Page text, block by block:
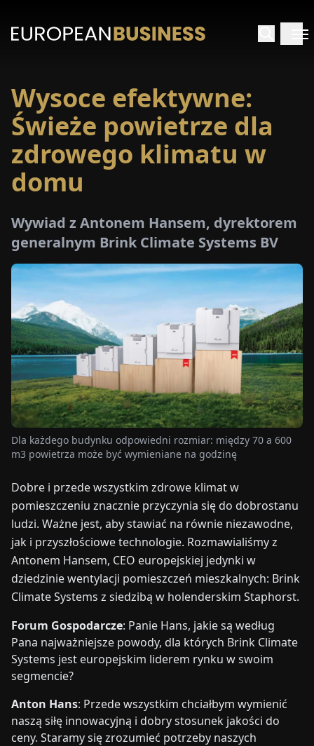
PAPER
TARGI
O
NAS
EN HU
SKONTAKTUJ
SIĘ
Z
NAMI
Wysoce efektywne:
Świeże powietrze dla
zdrowego klimatu w
domu
Wywiad z Antonem Hansem, dyrektorem
generalnym Brink Climate Systems BV
Dla każdego budynku odpowiedni rozmiar: między 70 a 600
m3 powietrza może być wymieniane na godzinę
Dobre i przede wszystkim zdrowe klimat w
pomieszczeniu znacznie przyczynia się do dobrostanu
ludzi. Ważne jest, aby stawiać na równie niezawodne,
jak i przyszłościowe technologie. Rozmawialiśmy z
Antonem Hansem, CEO europejskiej jedynki w
dziedzinie wentylacji pomieszczeń mieszkalnych: Brink
Climate Systems z siedzibą w holenderskim Staphorst.
Forum Gospodarcze: Panie Hans, jakie są według
Pana najważniejsze powody, dla których Brink Climate
Systems jest europejskim liderem rynku w swoim
segmencie?
Anton Hans: Przede wszystkim chciałbym wymienić
naszą siłę innowacyjną i dobry stosunek jakości do
ceny. Staramy się zrozumieć potrzeby naszych